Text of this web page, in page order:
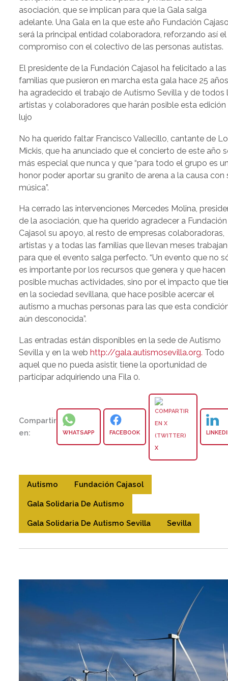
asociación, que se implican para que la Gala salga
adelante. Una Gala en la que este año Fundación
será la principal entidad colaboradora, reforzando así el
compromiso con el colectivo de las personas autistas.
El presidente de la Fundación Cajasol ha felicitado a las
familias que pusieron en marcha esta gala hace 25
ha agradecido el trabajo de Autismo Sevilla y de todos
artistas y colaboradores que harán posible esta edición
lujo
No ha querido faltar Francisco Vallecillo, cantante de
Mickis, que ha anunciado que el concierto de este año
más especial que nunca y que “para todo el grupo es
honor poder aportar su granito de arena a la causa con
música”.
Ha cerrado las intervenciones Mercedes Molina,
de la asociación, que ha querido agradecer a Fundación
Cajasol su apoyo, al resto de empresas colaboradoras,
artistas y a todas las familias que llevan meses
para que el evento salga perfecto. “Un evento que no
es importante por los recursos que genera y que hacen
posible muchas actividades, sino por el impacto que
en la sociedad sevillana, que hace posible acercar el
autismo a muchas personas para las que esta
aún desconocida”.
Las entradas están disponibles en la sede de Autismo
Sevilla y en la webhttp://gala.autismosevilla.org. Todo
aquel que no pueda asistir, tiene la oportunidad de
participar adquiriendo una Fila 0.
Compartir
en:
WHATSAPP FACEBOOK
X
Autismo Fundación Cajasol
Gala Solidaria De Autismo
Gala Solidaria De Autismo Sevilla Sevilla